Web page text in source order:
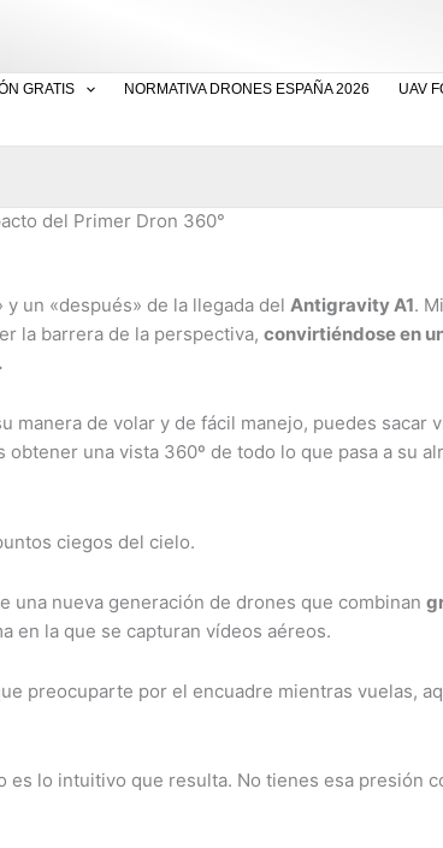
GRATIS NORMATIVA DRONES ESPAÑA 2026 UAV
del Primer Dron 360°
un «después» de la llegada del Antigravity A1.
la barrera de la perspectiva, convirtiéndose en
manera de volar y de fácil manejo, puedes
una vista 360º de todo lo que pasa a su
ciegos del cielo.
una nueva generación de drones que combinan
en la que se capturan vídeos aéreos.
preocuparte por el encuadre mientras vuelas,
lo intuitivo que resulta. No tienes esa presión